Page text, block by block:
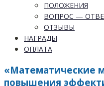
ПОЛОЖЕНИЯ
ВОПРОС —
ОТЗЫВЫ
НАГРАДЫ
ОПЛАТА
«Математические
повышения